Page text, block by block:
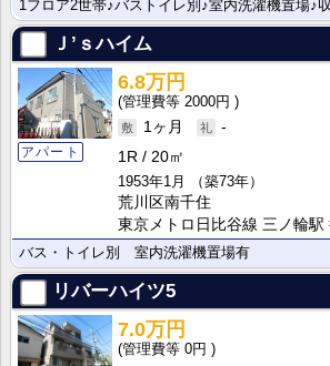
1フロア2世帯♪バストイレ別♪室内洗濯機置場♪
Ｊ’ｓハイム
アパート
6.8万円
2000円
1ヶ月
-
1R
20㎡
1953年1月
（築73年）
荒川区南千住
東京メトロ日比谷線 三ノ輪駅
バス・トイレ別 室内洗濯機置場有
リバーハイツ5
7.0万円
0円